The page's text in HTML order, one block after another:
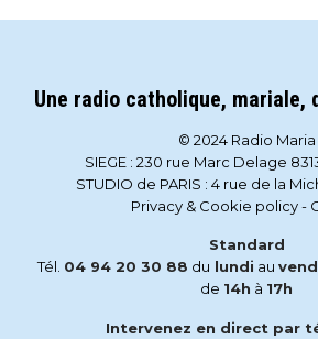
Une radio catholique, mariale,
© 2024 Radio Maria
SIEGE : 230 rue Marc Delage
STUDIO de PARIS : 4 rue de la
Privacy & Cookie policy-
Standard
Tél. 04 94 20 30 88 du lundi au
de 14h à 17h
Intervenez en direct par